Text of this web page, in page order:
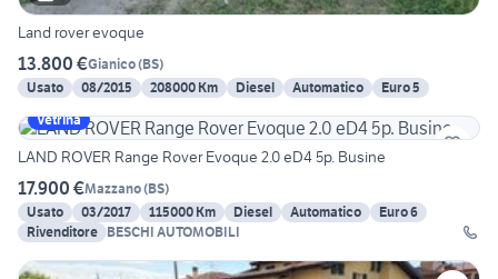
Land rover evoque
13.800 €Gianico(BS)
Usato
08/2015 208000 Km Diesel Automatico
Euro 5
Vetrina
LAND ROVER Range Rover Evoque 2.0 eD4 5p. Busine
17.900 €Mazzano(BS)
Usato
03/2017 115000 Km Diesel Automatico
Euro 6
Rivenditore BESCHI AUTOMOBILI